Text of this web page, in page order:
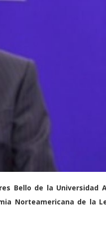
Bello de la Universidad
Norteamericana de la